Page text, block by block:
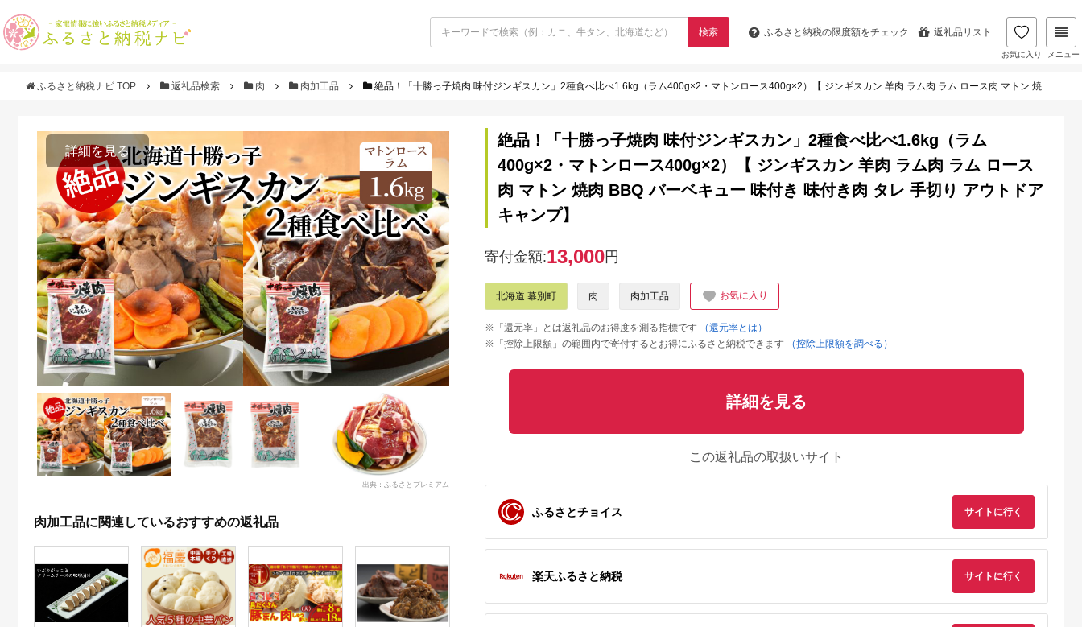
検索 ふるさと納税の限度額をチェック 返礼品リスト
お気に入り メニュー
ふるさと納税ナビ TOP 返礼品検索 肉 肉加工品 絶品！「十勝っ子焼肉 味付ジンギスカン」2種食べ比べ1.6kg（ラム400g×2・マトンロース400g×2）【 ジンギスカン 羊肉 ラム肉 ラム ロース肉 マトン 焼肉 BBQ バーベキュー 味付き 味付き肉 タレ 手切り アウトドア キャンプ】
詳細を見る
出典：ふるさとプレミアム
肉加工品に関連しているおすすめの返礼品
絶品！「十勝っ子焼肉 味付ジンギスカン」2種食べ比べ1.6kg（ラム
400g×2・マトンロース400g×2）【 ジンギスカン 羊肉 ラム肉 ラム ロース
肉 マトン 焼肉 BBQ バーベキュー 味付き 味付き肉 タレ 手切り アウトドア
キャンプ】
寄付金額:13,000円
北海道 幕別町 肉 肉加工品 お気に入り
※「還元率」とは返礼品のお得度を測る指標です
（還元率とは）
※「控除上限額」の範囲内で寄付するとお得にふるさと納税できます
（控除上限額を調べる）
詳細を見る
この返礼品の取扱いサイト
ふるさとチョイス サイトに行く
楽天ふるさと納税 サイトに行く